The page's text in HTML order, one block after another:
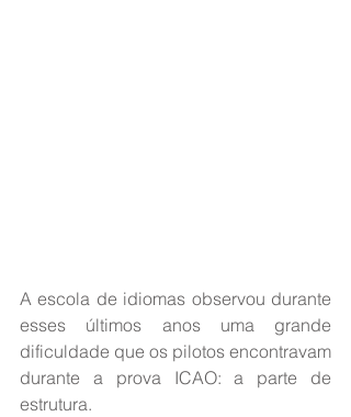
A escola de idiomas observou durante
esses últimos anos uma grande
dificuldade que os pilotos encontravam
durante a prova ICAO: a parte de
estrutura.